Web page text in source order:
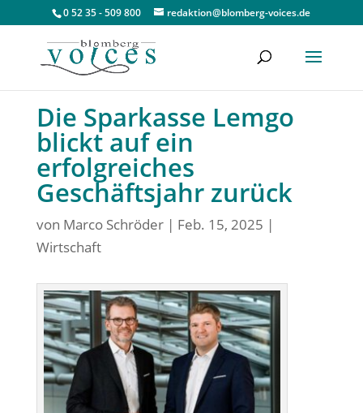
0 52 35 - 509 800 redaktion@blomberg-voices.de
Die Sparkasse Lemgo
blickt auf ein
erfolgreiches
Geschäftsjahr zurück
von Marco Schröder| Feb. 15, 2025 |
Wirtschaft